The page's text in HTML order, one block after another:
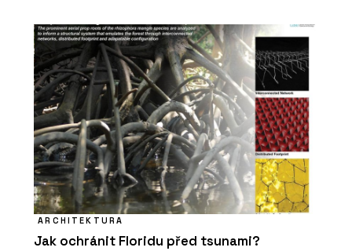
SLUŽBY
Fotografická výstava Project Wall –
ARCHITECT@WORK
ARCHITEKTURA
Jak ochránit Floridu před tsunami?